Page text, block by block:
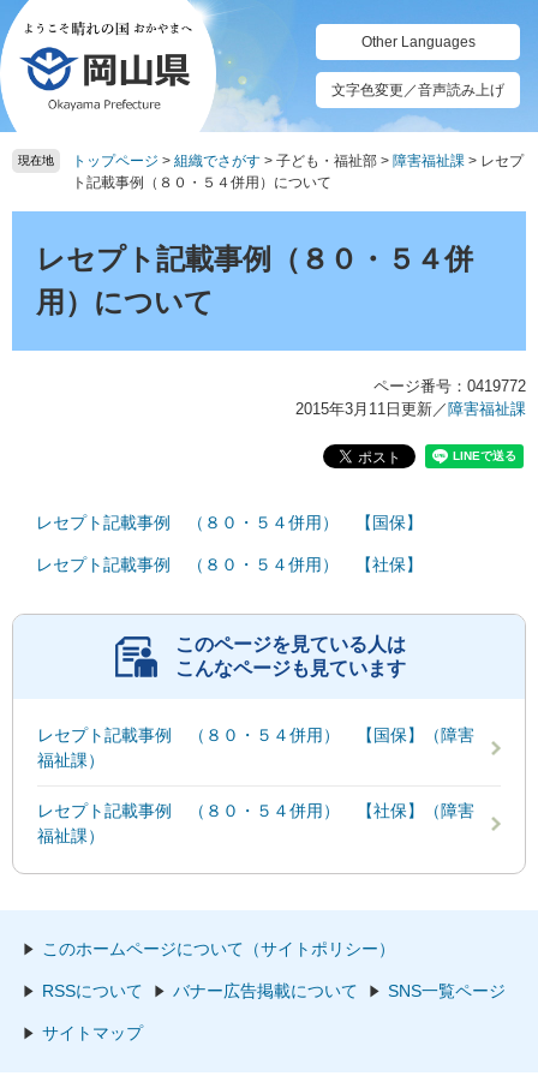
ペ
ー
ジ
の
先
頭
メ
ニ
ュ
ー
を
飛
て
Other Languages
文字色変更／音声読み上げ
現在地 トップページ > 組織でさがす > 子ども・福祉部 > 障害福祉課 > レセプ
ト記載事例（８０・５４併用）について
レセプト記載事例（８０・５４併
用）について
ページ番号：0419772
2015年3月11日更新／ 障害福祉課
レセプト記載事例 （８０・５４併用） 【国保】
レセプト記載事例 （８０・５４併用） 【社保】
このページを見ている人は
こんなページも見ています
レセプト記載事例 （８０・５４併用） 【国保】（障害
福祉課）
レセプト記載事例 （８０・５４併用） 【社保】（障害
福祉課）
このホームページについて（サイトポリシー）
RSSについて バナー広告掲載について SNS一覧ページ
サイトマップ